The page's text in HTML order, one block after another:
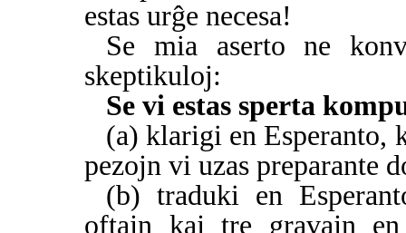
estas urĝe necesa!
Se mia aserto ne
skeptikuloj:
Se vi estas sperta
(a) klarigi en Esperanto,
pezojn vi uzas preparante
(b) traduki en
oftajn kaj tre gravajn